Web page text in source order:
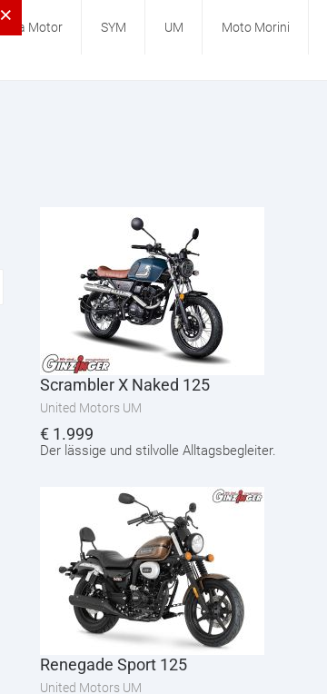
Beta Motor SYM UM Moto Morini
Scrambler X Naked 125
United Motors UM
€ 1.999
Der lässige und stilvolle Alltagsbegleiter.
Renegade Sport 125
United Motors UM
×